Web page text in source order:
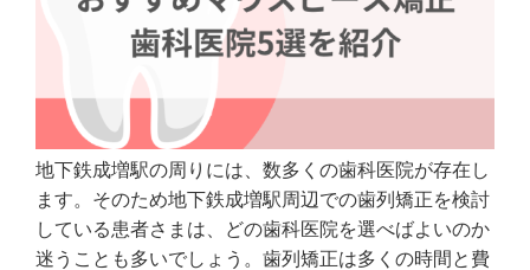
地下鉄成増駅の周りには、数多くの歯科医院が存在し
ます。そのため地下鉄成増駅周辺での歯列矯正を検討
している患者さまは、どの歯科医院を選べばよいのか
迷うことも多いでしょう。歯列矯正は多くの時間と費